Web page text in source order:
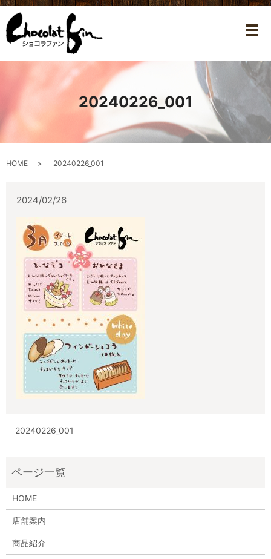
メ
20240226_001
HOME 20240226_001
2024/02/26
20240226_001
HOME
店舗案内
商品紹介